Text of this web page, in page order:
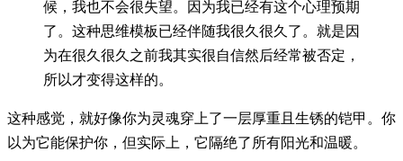
候，我也不会很失望。因为我已经有这个心理预期
了。这种思维模板已经伴随我很久很久了。就是因
为在很久很久之前我其实很自信然后经常被否定，
所以才变得这样的。
这种感觉，就好像你为灵魂穿上了一层厚重且生锈的铠甲。你
以为它能保护你，但实际上，它隔绝了所有阳光和温暖。